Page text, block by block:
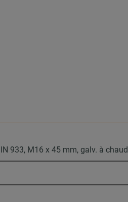
933, M16 x 45 mm, galv. à chaud